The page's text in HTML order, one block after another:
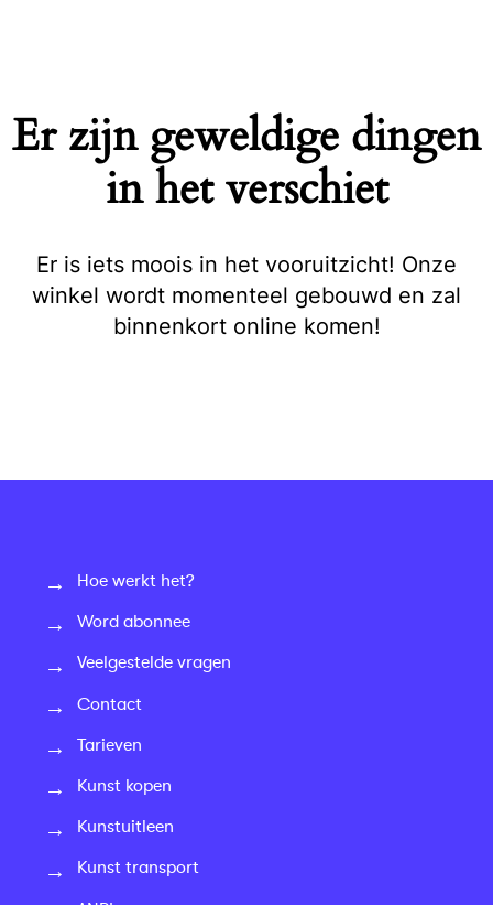
Er zijn geweldige dingen
in het verschiet
Er is iets moois in het vooruitzicht! Onze
winkel wordt momenteel gebouwd en zal
binnenkort online komen!
Hoe werkt het?
Word abonnee
Veelgestelde vragen
Contact
Tarieven
Kunst kopen
Kunstuitleen
Kunst transport